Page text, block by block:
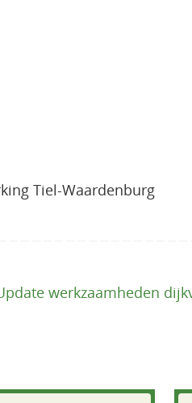
Tiel-Waardenburg
werkzaamheden